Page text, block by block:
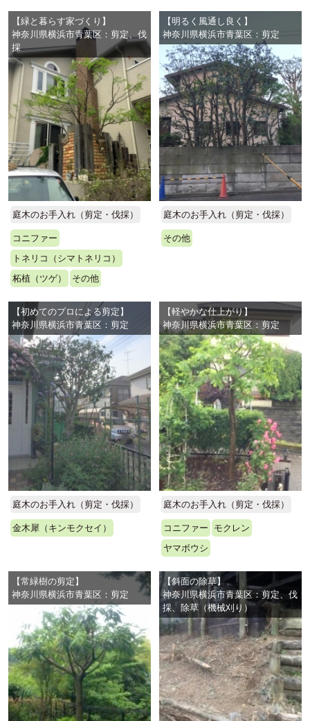
【緑と暮らす家づくり】
神奈川県横浜市青葉区：剪定、伐
採
庭木のお手入れ（剪定・伐採）
コニファー
トネリコ（シマトネリコ）
柘植（ツゲ）
その他
【明るく風通し良く】
神奈川県横浜市青葉区：剪定
庭木のお手入れ（剪定・伐採）
その他
【初めてのプロによる剪定】
神奈川県横浜市青葉区：剪定
庭木のお手入れ（剪定・伐採）
金木犀（キンモクセイ）
【軽やかな仕上がり】
神奈川県横浜市青葉区：剪定
庭木のお手入れ（剪定・伐採）
コニファー
モクレン
ヤマボウシ
【常緑樹の剪定】
神奈川県横浜市青葉区：剪定
【斜面の除草】
神奈川県横浜市青葉区：剪定、伐
採、除草（機械刈り）